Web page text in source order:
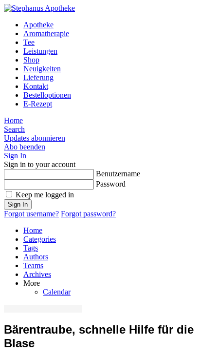
Apotheke
Aromatherapie
Tee
Leistungen
Shop
Neuigkeiten
Lieferung
Kontakt
Bestelloptionen
E-Rezept
Home
Search
Updates abonnieren
Abo beenden
Sign In
Sign in to your account
Benutzername
Password
Keep me logged in
Sign In
Forgot username? Forgot password?
Home
Categories
Tags
Authors
Teams
Archives
More
Calendar
Bärentraube, schnelle Hilfe für die
Blase